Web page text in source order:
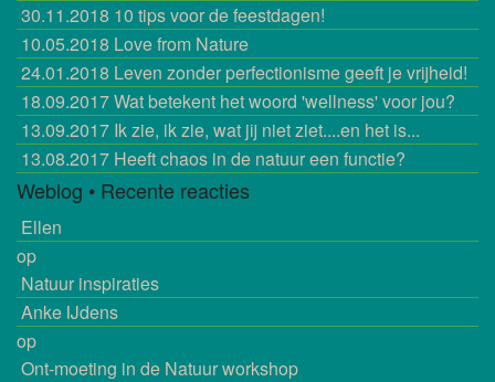
30.11.2018 10 tips voor de feestdagen!
10.05.2018 Love from Nature
24.01.2018 Leven zonder perfectionisme geeft je vrijheid!
18.09.2017Wat betekent het woord 'wellness' voor jou?
13.09.2017 Ik zie, ik zie, wat jij niet ziet....en het is...
13.08.2017 Heeft chaos in de natuur een functie?
Weblog • Recente reacties
Ellen
op
Natuur inspiraties
Anke IJdens
op
Ont-moeting in de Natuur workshop